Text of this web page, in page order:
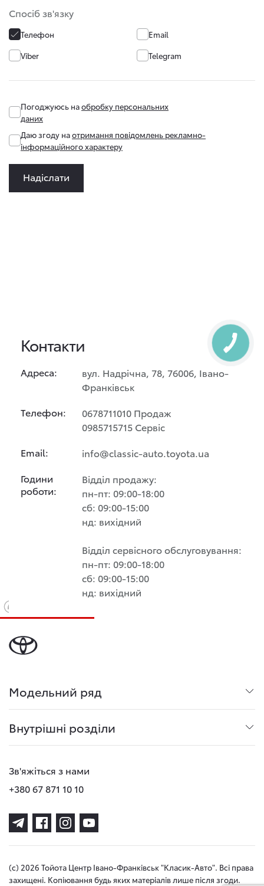
Спосіб зв'язку
Телефон
Email
Viber
Telegram
Погоджуюсь наобробку персональних
даних
Даю згоду наотримання повідомлень рекламно-
інформаційного характеру
Надіслати
Контакти
Адреса:
вул. Надрічна, 78, 76006, Івано-
Франківськ
Телефон:
0678711010 Продаж
0985715715 Сервіс
Email:
info@classic-auto.toyota.ua
Години
роботи:
Відділ продажу:
пн-пт: 09:00-18:00
сб: 09:00-15:00
нд: вихідний
Відділ сервісного обслуговування:
пн-пт: 09:00-18:00
сб: 09:00-15:00
нд: вихідний
Модельний ряд
Внутрішні розділи
Зв'яжіться з нами
+380 67 871 10 10
(с) 2026 Тойота Центр Івано-Франківськ "Класик-Авто". Всі права
захищені. Копіювання будь яких матеріалів лише після згоди.